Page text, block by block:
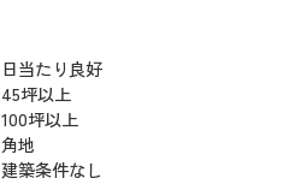
日当たり良好
45坪以上
100坪以上
角地
建築条件なし